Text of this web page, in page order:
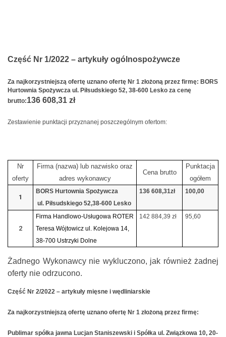
Część Nr 1/2022 – artykuły ogólnospożywcze
Za najkorzystniejszą ofertę uznano ofertę Nr 1 złożoną przez firmę: BORS
Hurtownia Spożywcza ul. Piłsudskiego 52, 38-600 Lesko za cenę
brutto:136 608,31 zł
Zestawienie punktacji przyznanej poszczególnym ofertom:
Nr
oferty
Firma (nazwa) lub nazwisko oraz
adres wykonawcy
Cena brutto
Punktacja
ogółem
1
BORS Hurtownia Spożywcza
ul. Piłsudskiego 52,38-600 Lesko
136 608,31zł 100,00
2
Firma Handlowo-Usługowa ROTER
Teresa Wójtowicz ul. Kolejowa 14,
38-700 Ustrzyki Dolne
142 884,39 zł 95,60
Żadnego Wykonawcy nie wykluczono, jak również żadnej
oferty nie odrzucono.
Część Nr 2/2022 – artykuły mięsne i wędliniarskie
Za najkorzystniejszą ofertę uznano ofertę Nr 1 złożoną przez firmę:
Publimar spółka jawna Lucjan Staniszewski i Spółka ul. Związkowa 10, 20-